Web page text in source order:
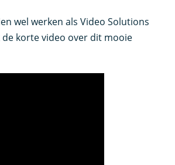
wel werken als Video Solutions
de korte video over dit mooie